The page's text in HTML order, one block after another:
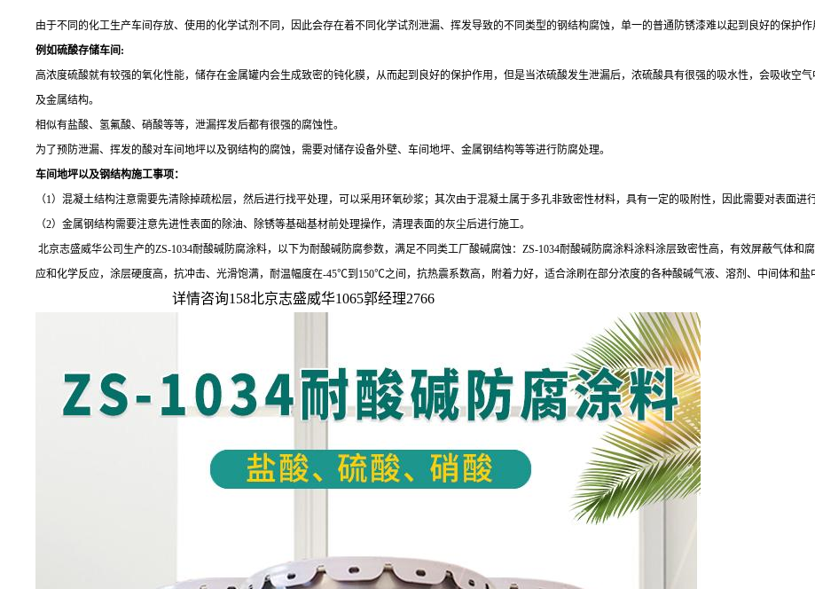
由于不同的化工生产车间存放、使用的化学试剂不同，因此会存在着不同化学试剂泄漏、挥发导致的不同类型的钢结构腐蚀，单一的普通防锈漆难以起到良好的保护作
例如硫酸存储车间 :
高浓度硫酸就有较强的氧化性能，储存在金属罐内会生成致密的钝化膜，从而起到良好的保护作用，但是当浓硫酸发生泄漏后，浓硫酸具有很强的吸水性，会吸收空
及金属结构。
相似有盐酸、氢氟酸、硝酸等等，泄漏挥发后都有很强的腐蚀性。
为了预防泄漏、挥发的酸对车间地坪以及钢结构的腐蚀，需要对储存设备外壁、车间地坪、金属钢结构等等进行防腐处理。
车间地坪以及钢结构施工事项：
（1）混凝土结构注意需要先清除掉疏松层，然后进行找平处理，可以采用环氧砂浆；其次由于混凝土属于多孔非致密性材料，具有一定的吸附性，因此需要对表面进
（2）金属钢结构需要注意先进性表面的除油、除锈等基础基材前处理操作，清理表面的灰尘后进行施工。
北京志盛威华公司 生产的ZS-1034耐酸碱防腐涂料，以下为耐酸碱防腐参数，满足不同类工厂酸碱腐蚀： ZS-1034耐酸碱防腐涂料涂料涂层致密性高，有效屏蔽气体和
应和化学反应，涂层硬度高，抗冲击、光滑饱满，耐温幅度在-45℃到150℃之间，抗热震系数高，附着力好，适合涂刷在部分浓度的各种酸碱气液、溶剂、中间体和盐
详情咨询158北京志盛威华1065郭经理2766